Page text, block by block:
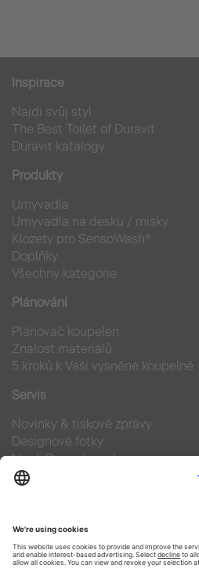
Inspirace
Najdi svůj styl
The Best Toilet of Duravit
Duravit katalogy
Produkty
Umyvadla
Umyvadla na desku / misky
Klozety pro SensoWash®
Doplňky
Všechny kategorie
Plánování
Plánovač koupelen
Znalost materiálů
5 kroků k Vaší vysněné koupelně
Servis
Novinky & tiskové zprávy
Designové fotky
Najdi Duravit prodejce
Často kladené otázky
Facebook
Pinterest